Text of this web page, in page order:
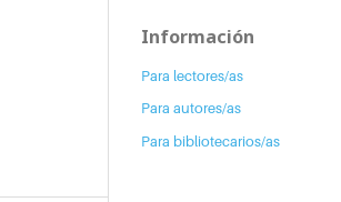
Información
Para lectores/as
Para autores/as
Para bibliotecarios/as